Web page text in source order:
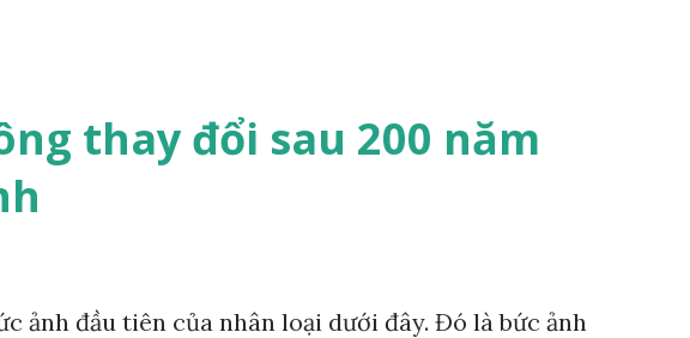
tán lá và hoa màu pastel. Nhiếp ảnh gia đến từ London
hảo" theo nghĩa "được vẽ một cách điêu luyện"; mà
cho mối quan hệ lý tưởng giữa con người và thiên
gợi nhớ đến một tác phẩm nghệ thuật khác: Chú hổ
thay đổi sau 200 năm
ảnh đầu tiên của nhân loại dưới đây. Đó là bức ảnh